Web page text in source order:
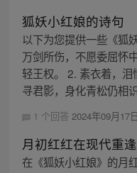
狐妖小红娘的诗句
以下为您提供一些《狐
万剑所伤，不愿委屈怀
轻王权。 2. 素衣着，泪
寻君影，身化青松仍相
1 个回答 2024年09月17
月初红红在现代重逢
在《狐妖小红娘》的月